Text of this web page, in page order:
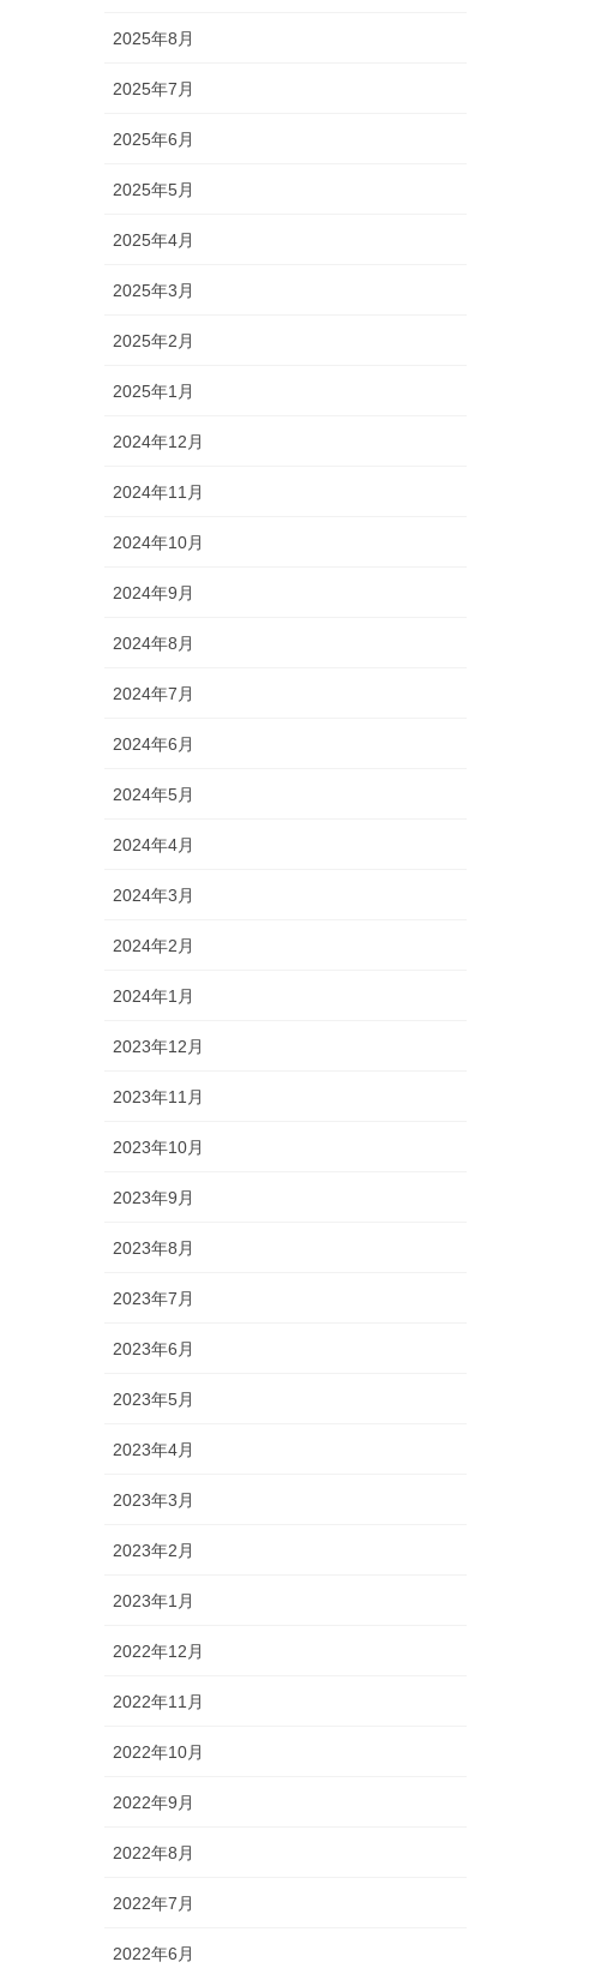
2025年8月
2025年7月
2025年6月
2025年5月
2025年4月
2025年3月
2025年2月
2025年1月
2024年12月
2024年11月
2024年10月
2024年9月
2024年8月
2024年7月
2024年6月
2024年5月
2024年4月
2024年3月
2024年2月
2024年1月
2023年12月
2023年11月
2023年10月
2023年9月
2023年8月
2023年7月
2023年6月
2023年5月
2023年4月
2023年3月
2023年2月
2023年1月
2022年12月
2022年11月
2022年10月
2022年9月
2022年8月
2022年7月
2022年6月